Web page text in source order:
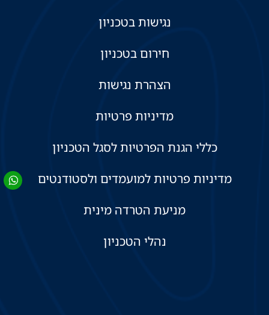
נגישות בטכניון
חירום בטכניון
הצהרת נגישות
מדיניות פרטיות
כללי הגנת הפרטיות לסגל הטכניון
מדיניות פרטיות למועמדים ולסטודנטים
מניעת הטרדה מינית
נהלי הטכניון